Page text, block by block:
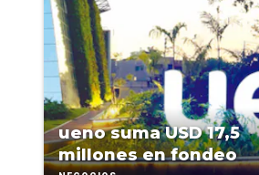
ueno suma USD 17,5
millones en fondeo